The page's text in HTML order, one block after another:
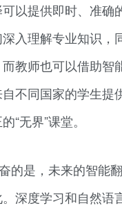
以提供即时、准确
入理解专业知识，
教师也可以借助智
不同国家的学生提
“无界”课堂。
的是，未来的智能
深度学习和自然语